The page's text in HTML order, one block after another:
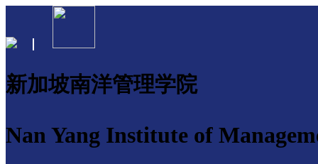
新加坡南洋管理学院
Nan Yang Institute of